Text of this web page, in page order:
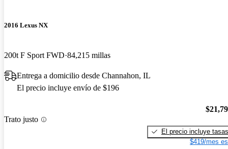
2016 Lexus NX
200t F Sport FWD 84,215 millas
Entrega a domicilio desde Channahon, IL
El precio incluye envío de $196
Trato justo
El precio incluye tasas
$419/mes